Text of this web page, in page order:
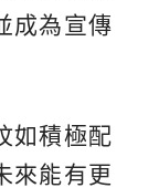
成為宣傳
如積極配
來能有更